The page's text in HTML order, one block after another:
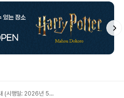
(시행일: 2026년 5월